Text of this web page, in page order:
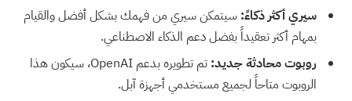
سيري أكثر ذكاءً: سيتمكن سيري من فهمك بشكل أفضل والقيام
بمهام أكثر تعقيداً بفضل دعم الذكاء الاصطناعي.
روبوت محادثة جديد:
تم تطويره بدعم OpenAI، سيكون هذا
الروبوت متاحاً لجميع مستخدمي أجهزة آبل.